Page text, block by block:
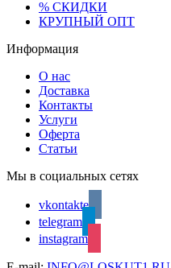
% СКИДКИ
КРУПНЫЙ ОПТ
Информация
О нас
Доставка
Контакты
Услуги
Оферта
Статьи
Мы в социальных сетях
vkontakte
telegram
instagram